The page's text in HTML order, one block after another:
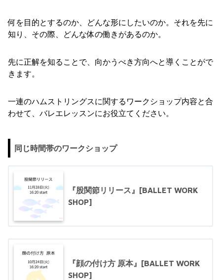
何を目的とするのか、どんな形にしたいのか。それを先に
知り、その際、どんな体の働きがあるのか。
先に正解を知ることで、向かうべき方向へと導くことがで
きます。
一連のハムストリングスに関するワークショップ内容と合
わせて、バレエレッスンにお役立てください。
同じ時間帯のワークショップ
『股関節リリース』[BALLET WORK
SHOP]
『顔の付け方 原本』[BALLET WORK
SHOP]